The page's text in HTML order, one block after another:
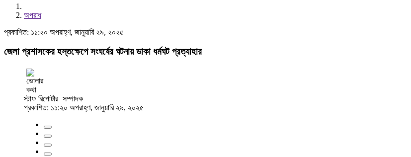
অপরাধ
প্রকাশিত: ১১:২০ অপরাহ্ণ, জানুয়ারি ২৯, ২০২৫
জেলা প্রশাসকের হস্তক্ষেপে সংঘর্ষের ঘটনায় ডাকা ধর্মঘট প্রত্যাহার
স্টাফ রিপোর্টার সম্পাদক
প্রকাশিত: ১১:২০ অপরাহ্ণ, জানুয়ারি ২৯, ২০২৫